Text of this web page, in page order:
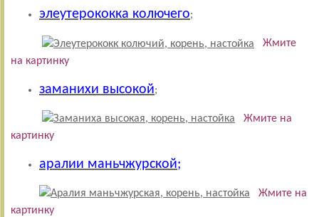
элеутерококка колючего;
Жмите
на картинку
заманихи высокой;
Жмите на
картинку
аралии маньчжурской;
Жмите на
картинку